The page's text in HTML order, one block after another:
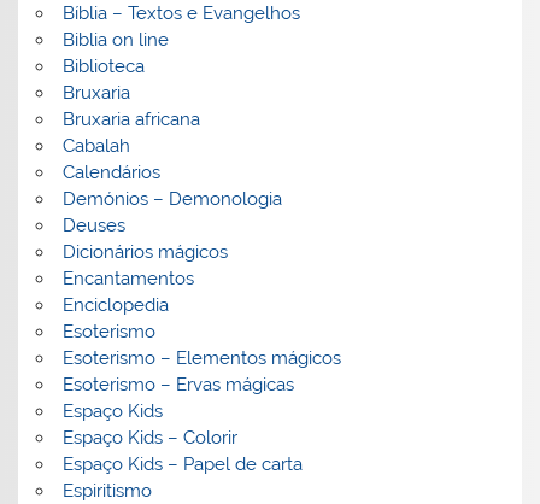
Bíblia – Textos e Evangelhos
Biblia on line
Biblioteca
Bruxaria
Bruxaria africana
Cabalah
Calendários
Demónios – Demonologia
Deuses
Dicionários mágicos
Encantamentos
Enciclopedia
Esoterismo
Esoterismo – Elementos mágicos
Esoterismo – Ervas mágicas
Espaço Kids
Espaço Kids – Colorir
Espaço Kids – Papel de carta
Espiritismo